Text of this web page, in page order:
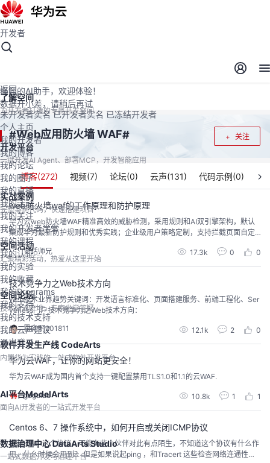
开发者空间
开发者空间
了解空间
为开发者打造的专属开发空间
开发平台
一键开发AI Agent、部署MCP，开发智能应用
实战案例
完整案例代码，快速搭建项目
空间活动
汇聚精彩活动，热爱从这里开始
空间论坛
技术交流阵地，专家坐堂答疑
软件开发生产线 CodeArts
内置华为实践的一站式软件开发平台
AI平台ModelArts
面向AI开发者的一站式开发平台
数据治理中心 DataArts Studio
一站式数据开发与治理平台
开发者
返回
未开发者实名 已开发者实名 已冻结开发者
个人主页
我的开发者
我的博客
我的论坛
我的圈子
我的直播
我的活动
我的关注
我的开发者学堂
我的课程
我的认证
我的实验
我的收藏
我的Programs
我的支持
我的技术支持
我的云声建议
退出登录
懂您的AI助手，欢迎体验！
数据开小差，请稍后再试
关注
#Web应用防火墙 WAF#
博客(272) 视频(7) 论坛(0) 云声(131) 代码示例(0)
web防火墙waf的工作原理和防护原理
华为云web防火墙WAF精准高效的威胁检测，采用规则和AI双引擎架构，默认
集成华为最新防护规则和优秀实践；企业级用户策略定制，支持拦截页面自定
义、多条件的CC防护策略配置、海量IP黑名单等，防护更精准。WAF基本工作
原理WAF的防护原理是通过改变用户域名的DNS解析地址来将Web流量牵引到
华为云的WAF引擎集群，经过检测后再回源至真正的Web服务器。Web防火墙
产品部署在Web服务器的前面，...
贤话师兄 17.3k 0 0
技术竞争力之Web技术方向
Web技术业界趋势关键词：开发语言标准化、页面搭建服务、前端工程化、Ser
verless门户技术竞争力之Web技术方向：
霍向明201811 12.1k 2 0
华为云WAF，让你的网站更安全！
华为云WAF成为国内首个支持一键配置禁用TLS1.0和1.1的云WAF.
gagalau 10.8k 1 1
Centos 6、7 操作系统中，如何开启或关闭ICMP协议
说起ICMP这个协议，可能有些小伙伴对此有点陌生，不知道这个协议有什么作
用，什么时候会用到？ 但是如果说起ping ，和Tracert 这些检查网络连通性的